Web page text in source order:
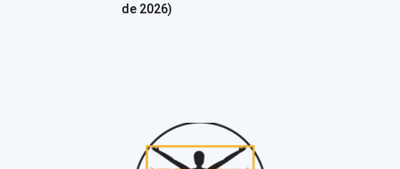
de 2026)